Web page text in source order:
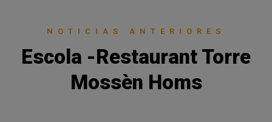
NOTICIAS ANTERIORES
Escola -Restaurant Torre
Mossèn Homs